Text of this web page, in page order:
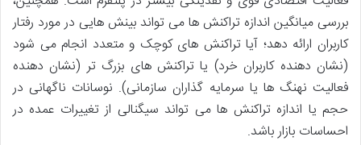
بررسی میانگین اندازه تراکنش ها می تواند بینش هایی در مورد رفتار
کاربران ارائه دهد؛ آیا تراکنش های کوچک و متعدد انجام می شود
(نشان دهنده کاربران خرد) یا تراکنش های بزرگ تر (نشان دهنده
فعالیت نهنگ ها یا سرمایه گذاران سازمانی). نوسانات ناگهانی در
حجم یا اندازه تراکنش ها می تواند سیگنالی از تغییرات عمده در
احساسات بازار باشد.